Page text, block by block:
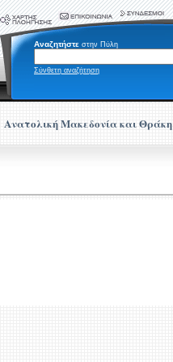
Αναζητήστε στην Πύλη
Σύνθετη αναζήτηση
Ανατολική Μακεδονία και Θράκη